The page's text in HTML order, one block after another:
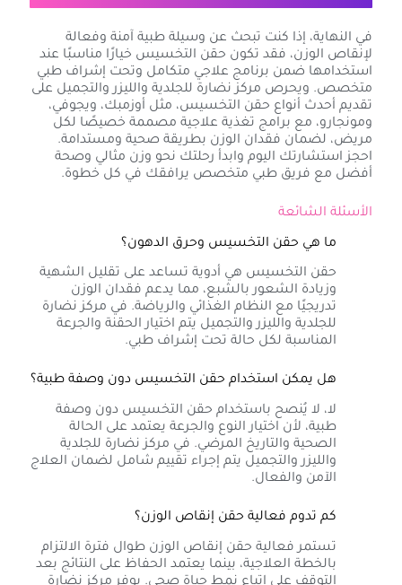
في النهاية، إذا كنت تبحث عن وسيلة طبية آمنة وفعالة
لإنقاص الوزن، فقد تكون حقن التخسيس خيارًا مناسبًا عند
استخدامها ضمن برنامج علاجي متكامل وتحت إشراف طبي
متخصص. ويحرص مركز نضارة للجلدية والليزر والتجميل على
تقديم أحدث أنواع حقن التخسيس، مثل أوزمبك، ويجوفي،
ومونجارو، مع برامج تغذية علاجية مصممة خصيصًا لكل
مريض، لضمان فقدان الوزن بطريقة صحية ومستدامة.
احجز استشارتك اليوم وابدأ رحلتك نحو وزن مثالي وصحة
أفضل مع فريق طبي متخصص يرافقك في كل خطوة.
الأسئلة الشائعة
ما هي حقن التخسيس وحرق الدهون؟
حقن التخسيس هي أدوية تساعد على تقليل الشهية
وزيادة الشعور بالشبع، مما يدعم فقدان الوزن
تدريجيًا مع النظام الغذائي والرياضة. في مركز نضارة
للجلدية والليزر والتجميل يتم اختيار الحقنة والجرعة
المناسبة لكل حالة تحت إشراف طبي.
هل يمكن استخدام حقن التخسيس دون وصفة طبية؟
لا، لا يُنصح باستخدام حقن التخسيس دون وصفة
طبية، لأن اختيار النوع والجرعة يعتمد على الحالة
الصحية والتاريخ المرضي. في مركز نضارة للجلدية
والليزر والتجميل يتم إجراء تقييم شامل لضمان العلاج
الآمن والفعال.
كم تدوم فعالية حقن إنقاص الوزن؟
تستمر فعالية حقن إنقاص الوزن طوال فترة الالتزام
بالخطة العلاجية، بينما يعتمد الحفاظ على النتائج بعد